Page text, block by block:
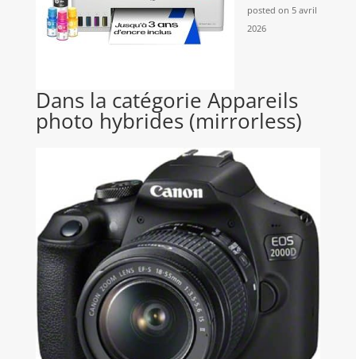
posted on 5 avril
2026
Dans la catégorie Appareils
photo hybrides (mirrorless)